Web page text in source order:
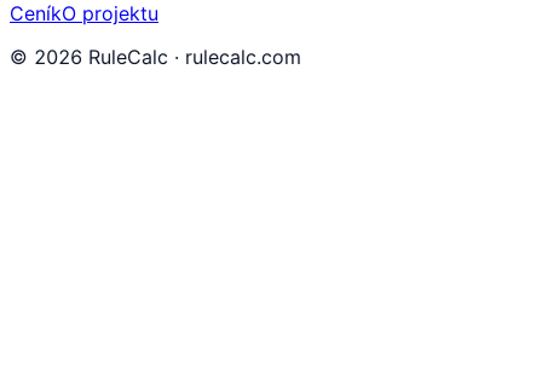
CeníkO projektu
© 2026 RuleCalc · rulecalc.com